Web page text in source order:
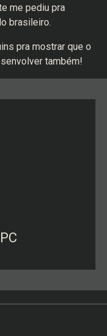
me pediu pra
brasileiro.
pra mostrar que o
também!